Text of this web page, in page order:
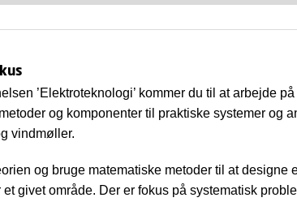
’Elektroteknologi’ kommer du til at arbejde
og komponenter til praktiske systemer og
vindmøller.
og bruge matematiske metoder til at designe
givet område. Der er fokus på systematisk